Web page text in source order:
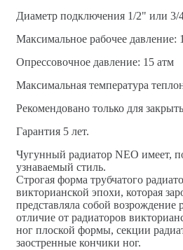
Диаметр подключения 1/2" или 3/
Максимальное рабочее давление:
Опрессовочное давление: 15 атм
Максимальная температура
Рекомендовано только для
Гарантия 5 лет.
Чугунный радиатор NEO имеет,
узнаваемый стиль.
Строгая форма трубчатого
викторианской эпохи, которая
представляла собой возрождение
отличие от радиаторов
ног плоской формы, секции
заостренные кончики ног.